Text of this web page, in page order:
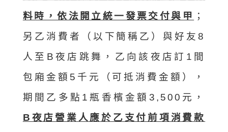
料時，依法開立統一發票交付與甲 ；
另乙消費者（以下簡稱乙）與好友8
人至B夜店跳舞，乙向該夜店訂1間
包廂金額5千元（可抵消費金額），
期間乙多點1瓶香檳金額3,500元，
B夜店營業人應於乙支付前項消費款